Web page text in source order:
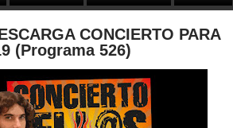
CONCIERTO PARA
(Programa 526)